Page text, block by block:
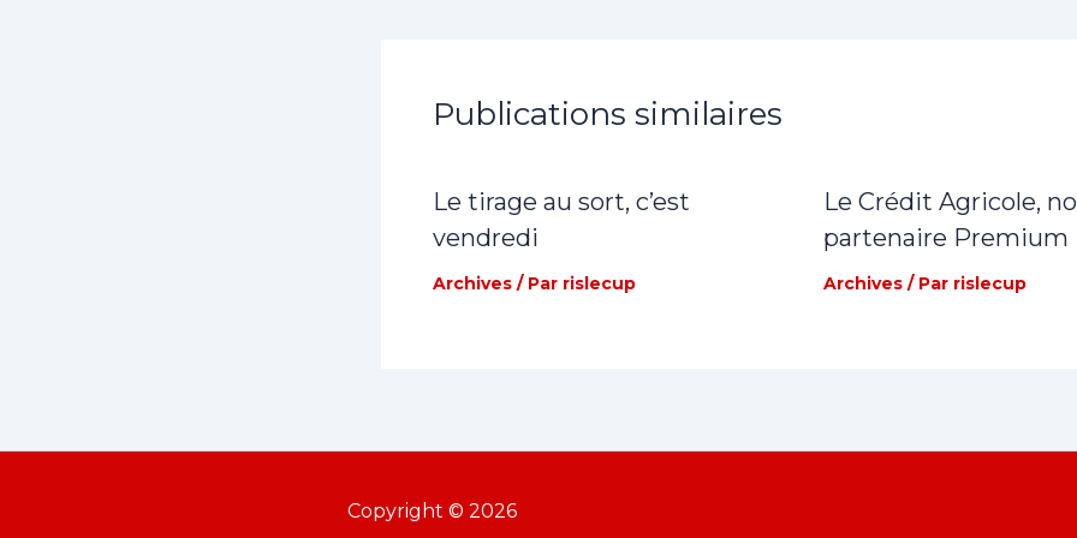
Publications similaires
Le tirage au sort, c’est
vendredi
Archives/ Par rislecup
Le Crédit Agricole,
partenaire Premium
Archives/ Par rislecup
Copyright © 2026